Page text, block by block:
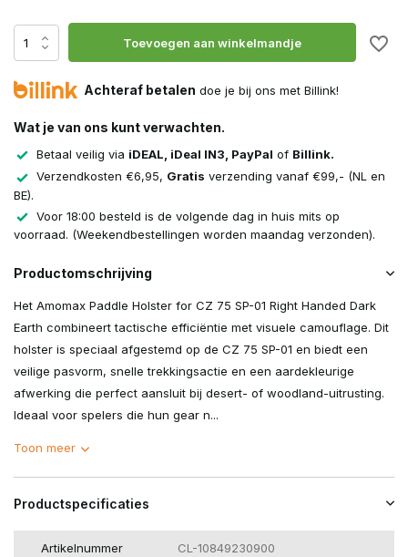
Toevoegen aan winkelmandje
Achteraf betalen doe je bij ons met Billink!
Wat je van ons kunt verwachten.
Betaal veilig via iDEAL, iDeal IN3, PayPal of Billink.
Verzendkosten €6,95, Gratis verzending vanaf €99,- (NL en
BE).
Voor 18:00 besteld is de volgende dag in huis mits op
voorraad. (Weekendbestellingen worden maandag verzonden).
Productomschrijving
Het Amomax Paddle Holster for CZ 75 SP-01 Right Handed Dark
Earth combineert tactische efficiëntie met visuele camouflage. Dit
holster is speciaal afgestemd op de CZ 75 SP-01 en biedt een
veilige pasvorm, snelle trekkingsactie en een aardekleurige
afwerking die perfect aansluit bij desert- of woodland-uitrusting.
Ideaal voor spelers die hun gear n...
Toon meer
Productspecificaties
Artikelnummer CL-10849230900